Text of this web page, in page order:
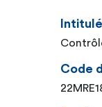
Code